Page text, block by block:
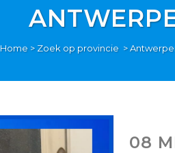
Home>Zoek op provincie >
08